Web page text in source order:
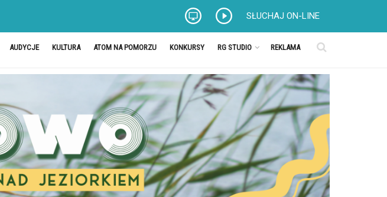
SŁUCHAJ ON-LINE
AUDYCJE KULTURA ATOM NA POMORZU KONKURSY RG STUDIO REKLAMA